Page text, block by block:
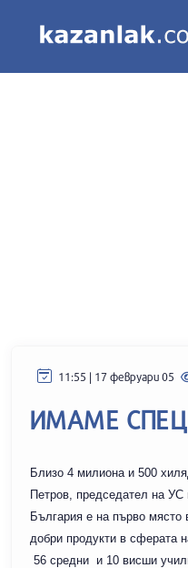
11:55 | 17 февруари 05
ИМАМЕ
Близо 4 милиона и 500
Петров, председател на
България е на първо
добри продукти в сферата
56 средни и 10 висши